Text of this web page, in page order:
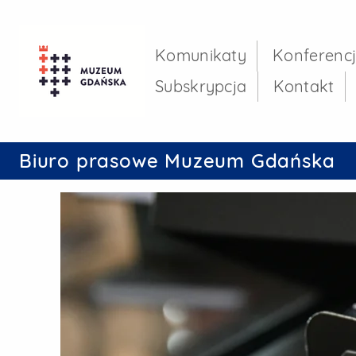
Referat Prasowy
Menu główne
Komunikaty
Subskrypcja
Kontakt
Biuro prasowe Muzeum Gdańska